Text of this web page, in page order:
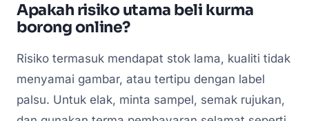
Apakah risiko utama beli kurma
borong online?
Risiko termasuk mendapat stok lama, kualiti tidak
menyamai gambar, atau tertipu dengan label
palsu. Untuk elak, minta sampel, semak rujukan,